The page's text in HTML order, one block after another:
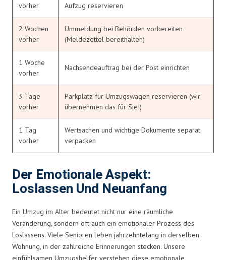
vorher
Aufzug reservieren
2 Wochen
vorher
Ummeldung bei Behörden vorbereiten
(Meldezettel bereithalten)
1 Woche
vorher
Nachsendeauftrag bei der Post einrichten
3 Tage
vorher
Parkplatz für Umzugswagen reservieren (wir
übernehmen das für Sie!)
1 Tag
vorher
Wertsachen und wichtige Dokumente separat
verpacken
Der Emotionale Aspekt:
Loslassen Und Neuanfang
Ein Umzug im Alter bedeutet nicht nur eine räumliche
Veränderung, sondern oft auch ein emotionaler Prozess des
Loslassens. Viele Senioren leben jahrzehntelang in derselben
Wohnung, in der zahlreiche Erinnerungen stecken. Unsere
einfühlsamen Umzugshelfer verstehen diese emotionale